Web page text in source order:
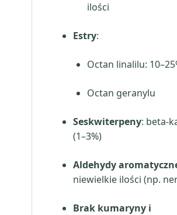
ilości
Estry:
Octan linalilu:
Octan geranylu
Seskwiterpeny: beta-
(1–3%)
Aldehydy
niewielkie ilości (np.
Brak kumaryny i